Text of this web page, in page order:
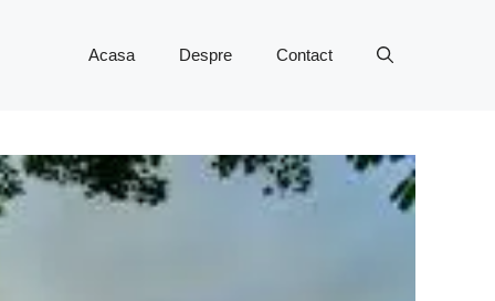
Acasa Despre Contact